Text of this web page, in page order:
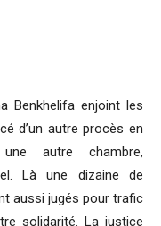
Benkhelifa enjoint les
d’un autre procès en
autre chambre,
Là une dizaine de
aussi jugés pour trafic
solidarité. La justice